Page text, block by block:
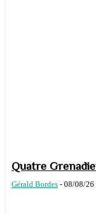
Quatre
Gérald Bordes - 08/08/26